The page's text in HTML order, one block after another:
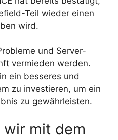
Teil wieder einen
wird.
und Server-
vermieden werden.
ein besseres und
zu investieren, um ein
zu gewährleisten.
wir mit dem